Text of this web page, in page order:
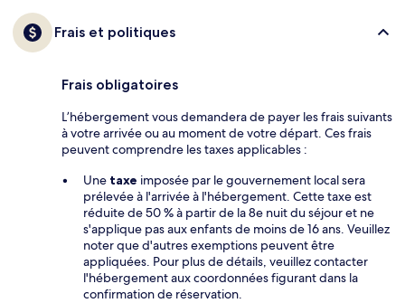
Frais et politiques
Frais obligatoires
L’hébergement vous demandera de payer les frais suivants
à votre arrivée ou au moment de votre départ. Ces frais
peuvent comprendre les taxes applicables :
Une taxe imposée par le gouvernement local sera
prélevée à l'arrivée à l'hébergement. Cette taxe est
réduite de 50 % à partir de la 8e nuit du séjour et ne
s'applique pas aux enfants de moins de 16 ans. Veuillez
noter que d'autres exemptions peuvent être
appliquées. Pour plus de détails, veuillez contacter
l'hébergement aux coordonnées figurant dans la
confirmation de réservation.